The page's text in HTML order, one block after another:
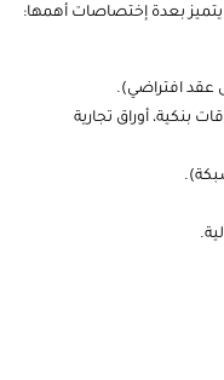
بعدة إختصاصات أهمها:
عقد افتراضي).
بنكية، أوراق تجارية